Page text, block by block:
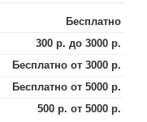
Бесплатно
300 р. до 3000 р.
Бесплатно от 3000 р.
Бесплатно от 5000 р.
500 р. от 5000 р.